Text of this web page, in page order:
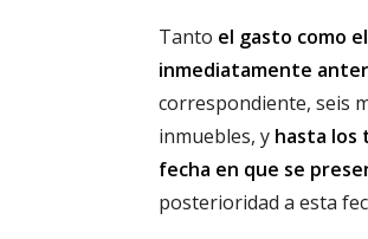
Tanto el gasto como
inmediatamente
correspondiente, seis
inmuebles, y hasta los
fecha en que se
posterioridad a esta